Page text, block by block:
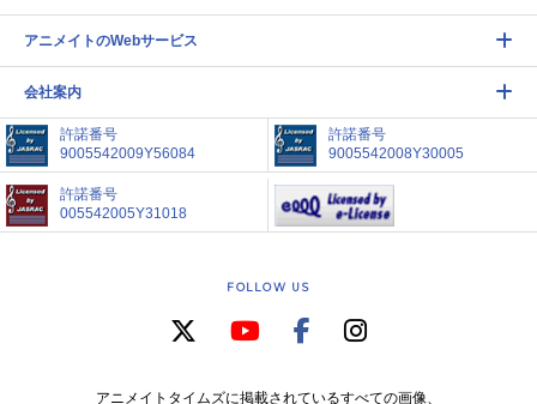
アニメイトのWebサービス
会社案内
許諾番号
9005542009Y56084
許諾番号
9005542008Y30005
許諾番号
005542005Y31018
FOLLOW US
アニメイトタイムズに掲載されているすべての画像、